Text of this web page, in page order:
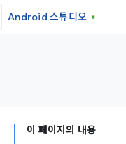
Android 스튜디오
이 페이지의 내용